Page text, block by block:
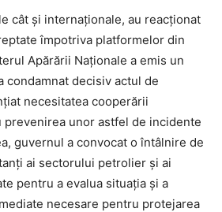
cât și internaționale, au reacționat
împotriva platformelor din
Apărării Naționale a emis un
condamnat decisiv actul de
necesitatea cooperării
unor astfel de incidente
guvernul a convocat o întâlnire de
ai sectorului petrolier și ai
pentru a evalua situația și a
necesare pentru protejarea